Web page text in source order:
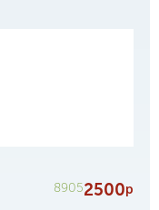
89052500р